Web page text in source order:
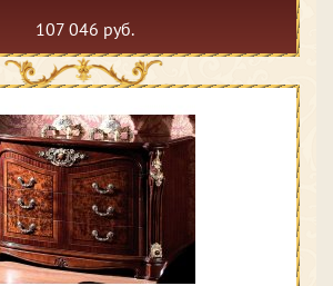
107 046 руб.